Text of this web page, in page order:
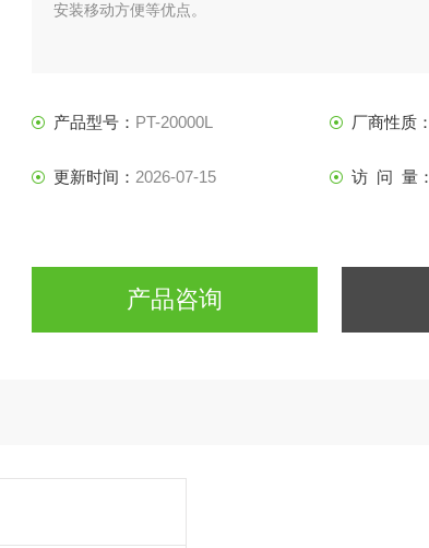
安装移动方便等优点。
产品型号： PT-20000L 厂商性质：
更新时间： 2026-07-15 访 问 量：
产品咨询